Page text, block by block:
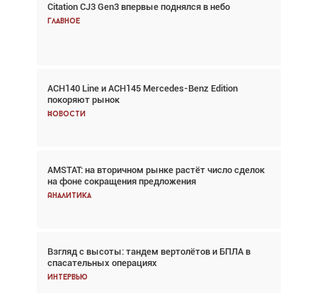
Citation CJ3 Gen3 впервые поднялся в небо
Главное
ACH140 Line и ACH145 Mercedes-Benz Edition
покоряют рынок
Новости
AMSTAT: на вторичном рынке растёт число сделок
на фоне сокращения предложения
Аналитика
Взгляд с высоты: тандем вертолётов и БПЛА в
спасательных операциях
Интервью
Взгляд с высоты: тандем вертолётов и БПЛА в
спасательных операциях
Авиационный фотограф Дэйв Кох: «Фотография
говорит сама за себя... а ИИ всё портит»
Новости
В городах чемпионата мира наблюдался подъём,
хотя общий трафик снизился
Аналитика
Частный самолёт – это актив. Подходите к
покупке соответствующим образом
Интервью